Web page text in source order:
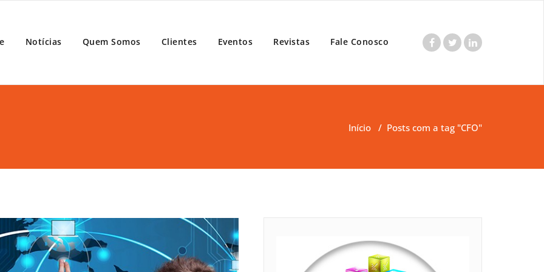
Notícias Quem Somos Clientes Eventos Revistas Fale Conosco
Início / Posts com a tag "CFO"